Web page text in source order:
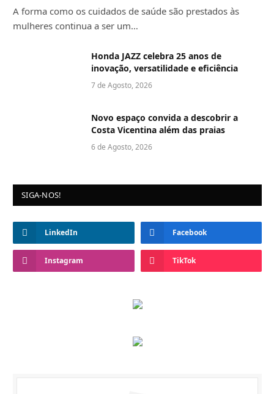
A forma como os cuidados de saúde são prestados às
mulheres continua a ser um…
Honda JAZZ celebra 25 anos de
inovação, versatilidade e eficiência
7 de Agosto, 2026
Novo espaço convida a descobrir a
Costa Vicentina além das praias
6 de Agosto, 2026
SIGA-NOS!
LinkedIn Facebook
Instagram TikTok